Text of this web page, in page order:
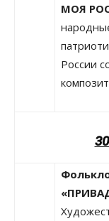
МОЯ
России